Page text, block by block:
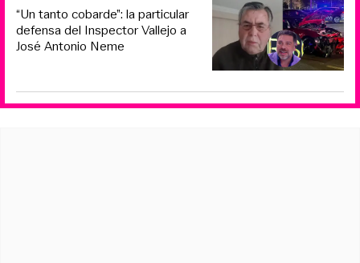
“Un tanto cobarde”: la particular
defensa del Inspector Vallejo a
José Antonio Neme